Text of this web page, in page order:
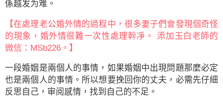
係越发为难。
【在處理老公婚外情的過程中，很多妻子們會發現個奇怪
的現象，婚外情很難一次性處理幹凈。 添加玉白老師的
微信：MSb226。】
一段婚姻是兩個人的事情，如果婚姻中出現問題那麼必定
也是兩個人的事情。所以想要挽回你的丈夫，必需先仔細
反思自己，审阅感情，找到自己的不足。